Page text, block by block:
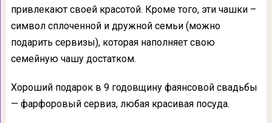
привлекают своей красотой. Кроме того, эти чашки –
символ сплоченной и дружной семьи (можно
подарить сервизы), которая наполняет свою
семейную чашу достатком.
Хороший подарок в 9 годовщину фаянсовой свадьбы
— фарфоровый сервиз, любая красивая посуда.